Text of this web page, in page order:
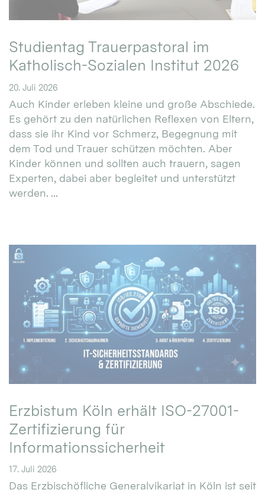
Studientag Trauerpastoral im
Katholisch-Sozialen Institut 2026
20. Juli 2026
Auch Kinder erleben kleine und große Abschiede.
Es gehört zu den natürlichen Reflexen von Eltern,
dass sie ihr Kind vor Schmerz, Begegnung mit
dem Tod und Trauer schützen möchten. Aber
Kinder können und sollten auch trauern, sagen
Experten, dabei aber begleitet und unterstützt
werden. ...
Erzbistum Köln erhält ISO-27001-
Zertifizierung für
Informationssicherheit
17. Juli 2026
Das Erzbischöfliche Generalvikariat in Köln ist seit